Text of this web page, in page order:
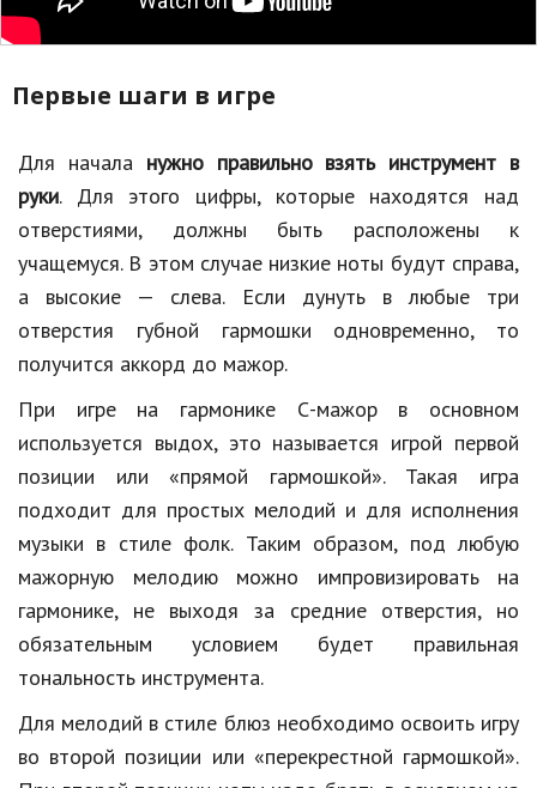
Первые шаги в игре
Для начала нужно правильно взять инструмент в
руки. Для этого цифры, которые находятся над
отверстиями, должны быть расположены к
учащемуся. В этом случае низкие ноты будут справа,
а высокие — слева. Если дунуть в любые три
отверстия губной гармошки одновременно, то
получится аккорд до мажор.
При игре на гармонике С-мажор в основном
используется выдох, это называется игрой первой
позиции или «прямой гармошкой». Такая игра
подходит для простых мелодий и для исполнения
музыки в стиле фолк. Таким образом, под любую
мажорную мелодию можно импровизировать на
гармонике, не выходя за средние отверстия, но
обязательным условием будет правильная
тональность инструмента.
Для мелодий в стиле блюз необходимо освоить игру
во второй позиции или «перекрестной гармошкой».